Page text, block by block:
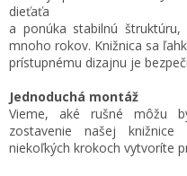
dieťaťa
a ponúka stabilnú
mnoho rokov. Knižnica sa
prístupnému dizajnu je
Jednoduchá montáž
Vieme, aké rušné môžu
zostavenie našej
niekoľkých krokoch vytvoríte